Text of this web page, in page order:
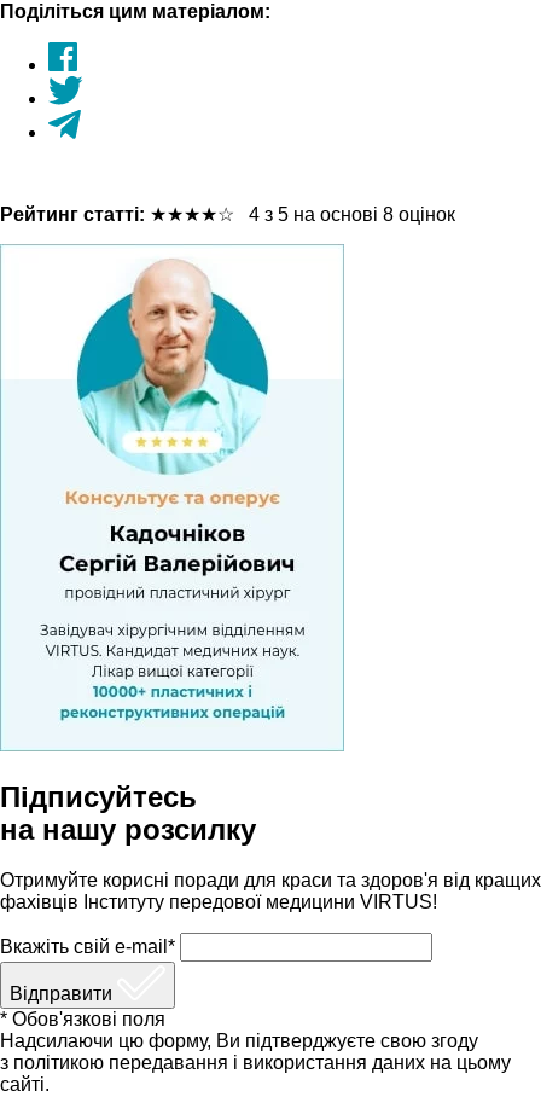
Поділіться цим матеріалом:
Рейтинг статті: ★★★★☆ 4 з 5 на основі 8 оцінок
Підписуйтесь
на нашу розсилку
Отримуйте корисні поради для краси та здоров'я від кращих
фахівців Інституту передової медицини VIRTUS!
Вкажіть свій e-mail*
Відправити
* Обов'язкові поля
Надсилаючи цю форму, Ви підтверджуєте свою згоду
з політикою передавання і використання даних на цьому
сайті.